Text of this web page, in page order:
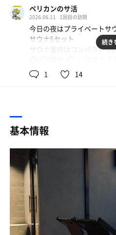
な空間が楽しめる！最高です
ドリンクも冷蔵庫に入って
払い。予約したときと同じ
ん。
ヘアオイルやヘアミルクは
手書きのメッセージカー
だろうな・・・
これが本当に最高(>_<)
水風呂も冷たくて最高🫧
整った〜〜✨✨
整いスペースで流れてる川
サウナ室も少し外の音が聞
むしろ外と換気口がつなが
ウッドディフューザーのプ
手書きのお手紙があって嬉
また来たいと思えるサウナで
ナイス湯♨️👍
ペリカンのサ活
2026.06.11 1回目の訪問
今日の夜はプライベートサ
サウナ5セット
サウナ室内はコンパクトで
アロマが5種類置いてあっ
れ替えて全部のアロマを体
う堀田湯のヤカン爆発に負
ち良すぎた
度管理が完璧でめちゃくち
今日はお祝いなのでプライ
めでたい
近しいまたいいことあった
プライベートサウナ川吉ナ
続き
1 14
基本情報